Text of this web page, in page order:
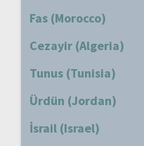
Fas (Morocco)
Cezayir (Algeria)
Tunus (Tunisia)
Ürdün (Jordan)
İsrail (Israel)